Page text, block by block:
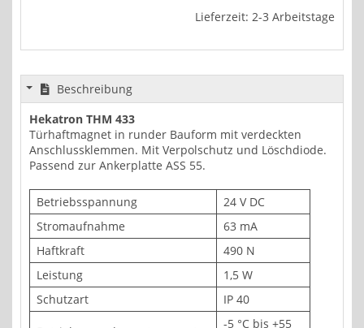
Lieferzeit: 2-3 Arbeitstage
Beschreibung
Hekatron THM 433
Türhaftmagnet in runder Bauform mit verdeckten
Anschlussklemmen. Mit Verpolschutz und Löschdiode.
Passend zur Ankerplatte ASS 55.
Betriebsspannung
24 V DC
Stromaufnahme
63 mA
Haftkraft
490 N
Leistung
1,5 W
Schutzart
IP 40
-5 °C bis +55